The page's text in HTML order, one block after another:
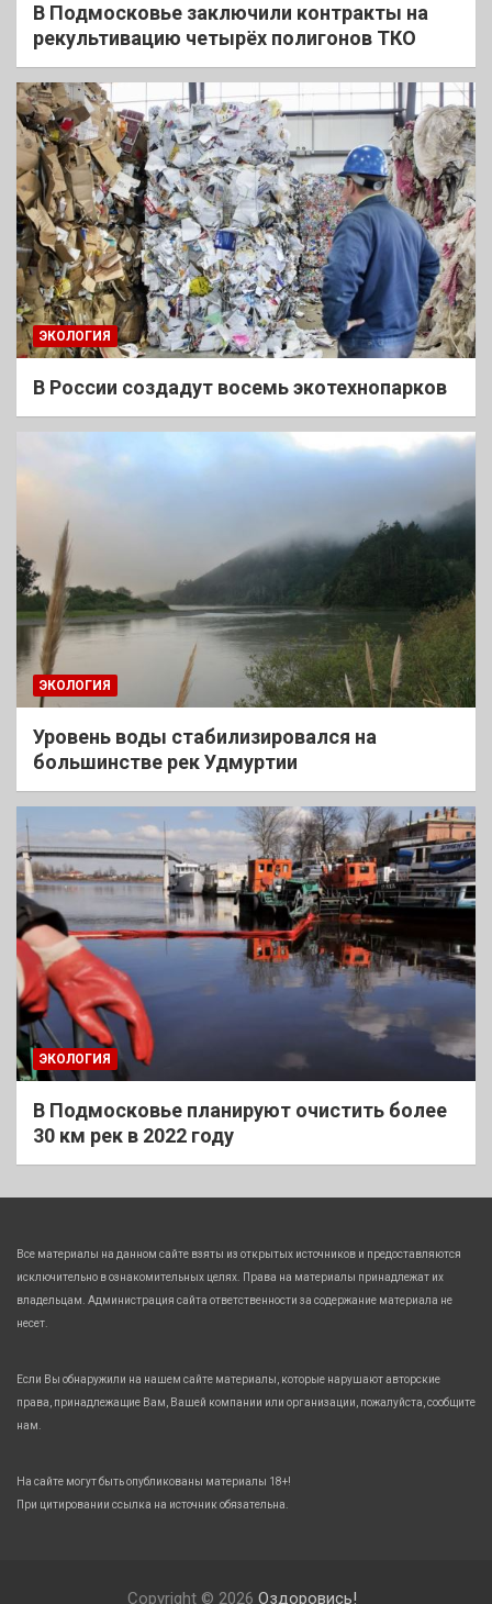
В Подмосковье заключили контракты на
рекультивацию четырёх полигонов ТКО
ЭКОЛОГИЯ
В России создадут восемь экотехнопарков
ЭКОЛОГИЯ
Уровень воды стабилизировался на
большинстве рек Удмуртии
ЭКОЛОГИЯ
В Подмосковье планируют очистить более
30 км рек в 2022 году
Все материалы на данном сайте взяты из открытых источников и предоставляются
исключительно в ознакомительных целях. Права на материалы принадлежат их
владельцам. Администрация сайта ответственности за содержание материала не
несет.
Если Вы обнаружили на нашем сайте материалы, которые нарушают авторские
права, принадлежащие Вам, Вашей компании или организации, пожалуйста, сообщите
нам.
На сайте могут быть опубликованы материалы 18+!
При цитировании ссылка на источник обязательна.
Copyright © 2026 Оздоровись!